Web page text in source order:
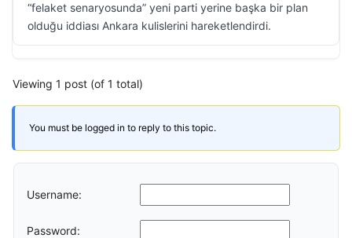
“felaket senaryosunda” yeni parti yerine başka bir plan
olduğu iddiası Ankara kulislerini hareketlendirdi.
Viewing 1 post (of 1 total)
You must be logged in to reply to this topic.
Username:
Password: